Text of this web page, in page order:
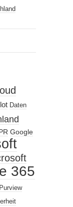
Daten
Google
365
Purview